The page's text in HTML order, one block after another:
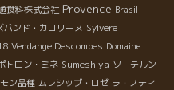
食料株式会社 Provence Brasil
バンド・カロリーヌ Sylvere
Vendange Descombes Domaine
トロン・ミネ Sumeshiya ソーテルン
ン品種 ムレシップ・ロゼ ラ・ノティ